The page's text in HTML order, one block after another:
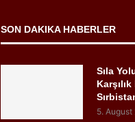
SON DAKIKA HABERLER
Sıla
5. August